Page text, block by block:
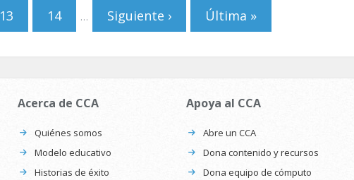
13 14 … Siguiente › Última »
Acerca de CCA
Quiénes somos
Modelo educativo
Historias de éxito
Apoya al CCA
Abre un CCA
Dona contenido y recursos
Dona equipo de cómputo